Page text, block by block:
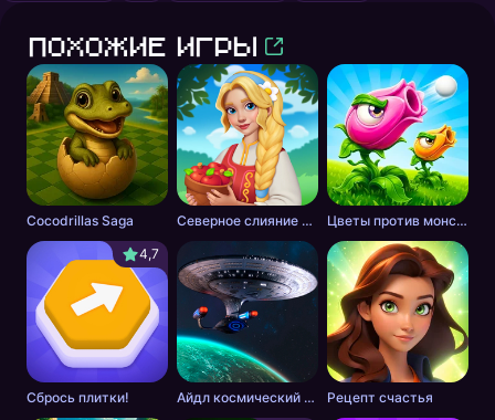
Похожие игры
Cocodrillas Saga Северное слияние - тайна леса
Цветы против монстров
4,7
Сбрось плитки! Айдл космический добытчик Рецепт счастья